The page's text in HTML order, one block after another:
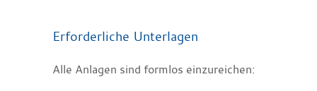
Erforderliche Unterlagen
Alle Anlagen sind formlos einzureichen: